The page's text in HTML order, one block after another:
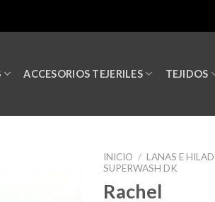
ACCESORIOS TEJERILES TEJIDOS
INICIO / LANAS E
SUPERWASH DK
Rachel